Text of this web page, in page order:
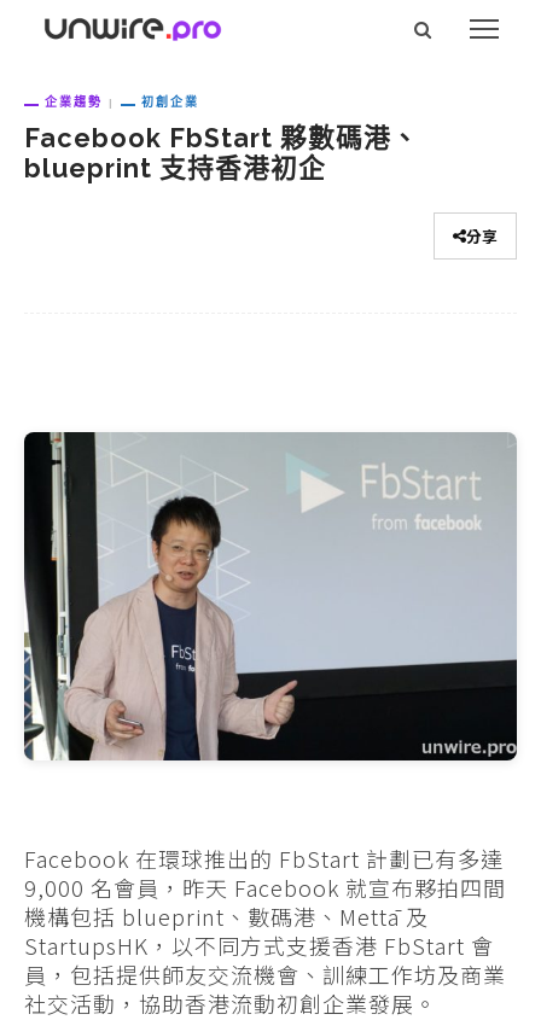
企業趨勢 初創企業
Facebook FbStart 夥數碼港、
blueprint 支持香港初企
分享
Facebook 在環球推出的 FbStart 計劃已有多達
9,000 名會員，昨天 Facebook 就宣布夥拍四間
機構包括 blueprint、數碼港、Mettā 及
StartupsHK，以不同方式支援香港 FbStart 會
員，包括提供師友交流機會、訓練工作坊及商業
社交活動，協助香港流動初創企業發展。